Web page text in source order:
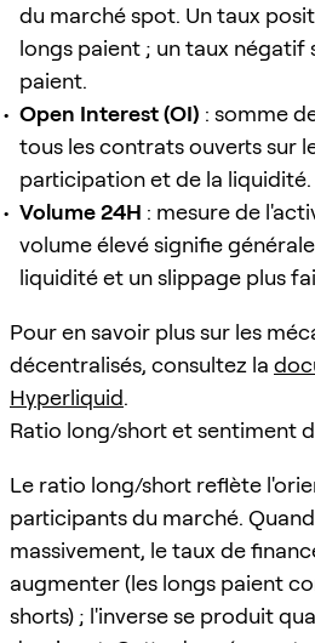
du marché spot. Un taux
longs paient ; un taux négatif
paient.
Open Interest (OI) : somme
tous les contrats ouverts sur
participation et de la liquidité.
Volume 24H : mesure de
volume élevé signifie
liquidité et un slippage plus
Pour en savoir plus sur les
décentralisés, consultez la
Hyperliquid.
Ratio long/short et sentiment
Le ratio long/short reflète
participants du marché.
massivement, le taux de
augmenter (les longs paient
shorts) ; l'inverse se produit